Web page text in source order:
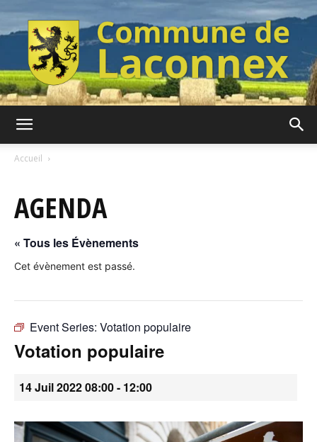
Laconnex
Canton
Accueil
AGENDA
« Tous les Évènements
Cet évènement est passé.
Event Series: Votation populaire
Votation populaire
14 Juil 2022 08:00- 12:00